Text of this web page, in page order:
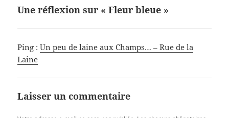
o
k
er
Une réflexion sur « Fleur bleue »
Ping :Un peu de laine aux Champs… – Rue de la
Laine
Laisser un commentaire